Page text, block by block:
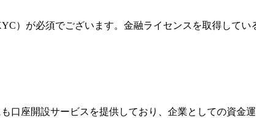
）が必須でございます。金融ライセンスを取得して
口座開設サービスを提供しており、企業としての資金